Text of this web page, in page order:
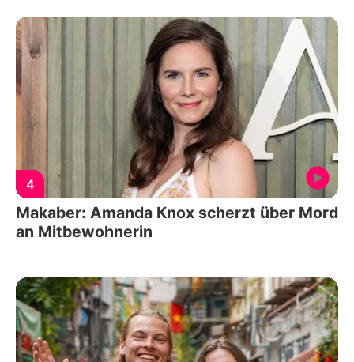
4
Makaber: Amanda Knox scherzt über Mord
an Mitbewohnerin